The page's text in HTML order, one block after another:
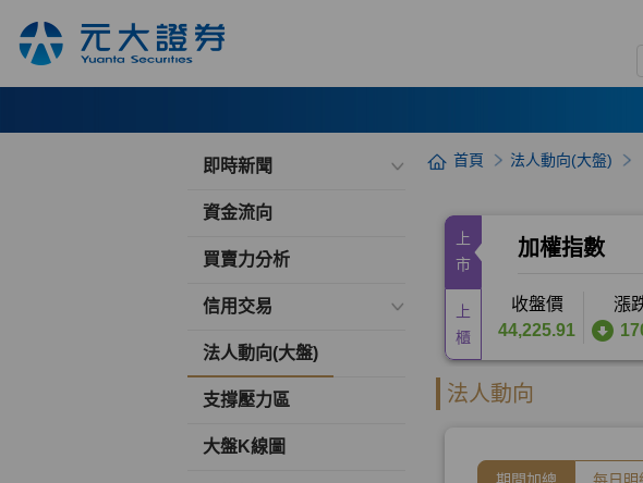
即時新聞
資金流向
買賣力分析
信用交易
法人動向(大盤)
支撐壓力區
大盤K線圖
首頁 法人動向(大盤)